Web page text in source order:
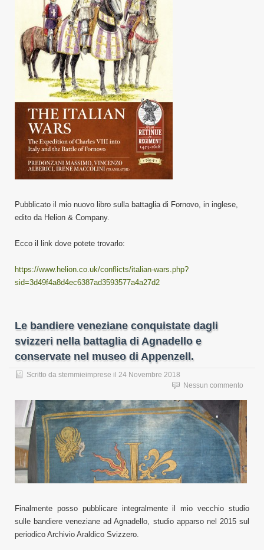
Pubblicato il mio nuovo libro sulla battaglia di Fornovo, in inglese,
edito da Helion & Company.
Ecco il link dove potete trovarlo:
https://www.helion.co.uk/conflicts/italian-wars.php?
sid=3d49f4a8d4ec6387ad3593577a4a27d2
Le bandiere veneziane conquistate dagli
svizzeri nella battaglia di Agnadello e
conservate nel museo di Appenzell.
Scritto da stemmieimprese il 24 Novembre 2018
Nessun commento
Finalmente posso pubblicare integralmente il mio vecchio studio
sulle bandiere veneziane ad Agnadello, studio apparso nel 2015 sul
periodico Archivio Araldico Svizzero.